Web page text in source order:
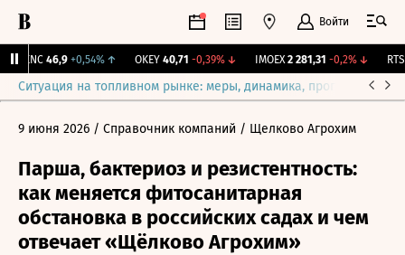
Войти
NKNC 46,9 +0,54%↑ OKEY 40,71 -0,39%↓ IMOEX 2 281,31 -0,2%↓ RTSI
Ситуация на топливном рынке: меры, динамика, прогнозы
9 июня 2026 / Справочник компаний / Щелково Агрохим
Парша, бактериоз и резистентность:
как меняется фитосанитарная
обстановка в российских садах и чем
отвечает «Щёлково Агрохим»